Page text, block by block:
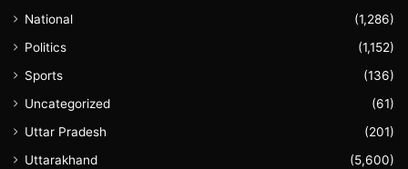
National
(1,286)
Politics
(1,152)
Sports
(136)
Uncategorized
(61)
Uttar Pradesh
(201)
Uttarakhand
(5,600)